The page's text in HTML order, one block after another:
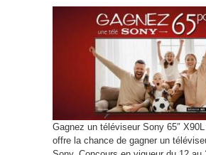
Gagnez un téléviseur Sony 65″
offre la chance de gagner un